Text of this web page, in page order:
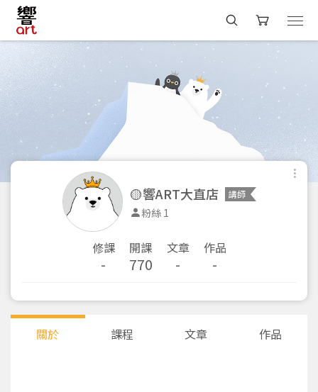
🟡響ART大直店 講師
粉絲 1
修課
-
開課
770
文章
-
作品
-
關於 課程 文章 作品